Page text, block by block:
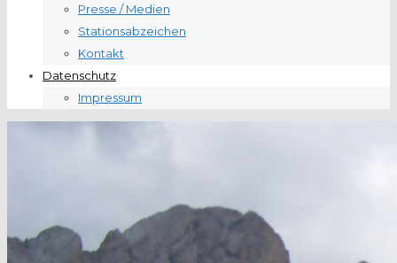
Presse / Medien
Stationsabzeichen
Kontakt
Datenschutz
Impressum